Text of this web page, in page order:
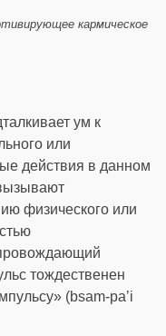
кармическое
ум к
или
действия в данном
физического или
тождественен
(bsam-pa’i